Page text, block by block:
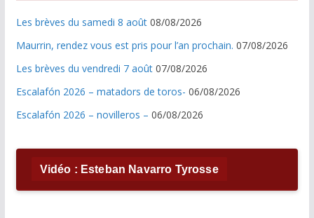
Les brèves du samedi 8 août 08/08/2026
Maurrin, rendez vous est pris pour l’an prochain. 07/08/2026
Les brèves du vendredi 7 août 07/08/2026
Escalafón 2026 – matadors de toros- 06/08/2026
Escalafón 2026 – novilleros – 06/08/2026
Vidéo : Esteban Navarro Tyrosse